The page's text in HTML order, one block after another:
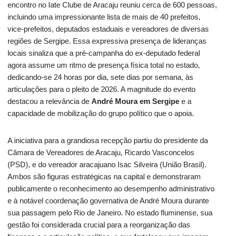
encontro no Iate Clube de Aracaju reuniu cerca de 600 pessoas,
incluindo uma impressionante lista de mais de 40 prefeitos,
vice-prefeitos, deputados estaduais e vereadores de diversas
regiões de Sergipe. Essa expressiva presença de lideranças
locais sinaliza que a pré-campanha do ex-deputado federal
agora assume um ritmo de presença física total no estado,
dedicando-se 24 horas por dia, sete dias por semana, às
articulações para o pleito de 2026. A magnitude do evento
destacou a relevância de André Moura em Sergipe e a
capacidade de mobilização do grupo político que o apoia.
A iniciativa para a grandiosa recepção partiu do presidente da
Câmara de Vereadores de Aracaju, Ricardo Vasconcelos
(PSD), e do vereador aracajuano Isac Silveira (União Brasil).
Ambos são figuras estratégicas na capital e demonstraram
publicamente o reconhecimento ao desempenho administrativo
e à notável coordenação governativa de André Moura durante
sua passagem pelo Rio de Janeiro. No estado fluminense, sua
gestão foi considerada crucial para a reorganização das